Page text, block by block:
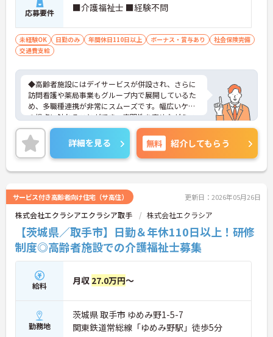
応募要件 ■介護福祉士 ■経験不問
未経験OK 日勤のみ 年間休日110日以上 ボーナス・賞与あり
社会保険完備
交通費支給
◆高齢者施設にはデイサービスが併設され、さらに
訪問看護や薬局事業もグループ内で展開しているた
め、多職種連携が非常にスムーズです。幅広いケア
の視点に触れることができ、専門性を高めながらス
キルアップできる土壌があります。
◆半年に1回の人事評価・面談で昇給や昇進のチャ
ンスがしっかり用意されています。また、マネジメ
ント職への挑戦も歓迎♪入社後に経験を積みなが
ら、施設長、ブロック長、本部職員など、自分の適
管理職比率も30％を目指して推進中◎男女ともに長
く活躍できる環境です。
◆施設ごとの課題を話し合う「スタッフミーティン
グ」や、利用者様へのケアを考える「ケースカンフ
ァレンス」を実施しています。新人・ベテランに関
係なく意見交換を行い、みんなで解決策を考えるフ
ラットな関係性です。また、虐待防止研修などを通
じて「良いケア・悪いケア」の線引きを明確にし、
職員全員が安心して働ける、誇りを持てる職場環境
づくりに取り組んでいます。
詳細を見る 無料 紹介してもらう
サービス付き高齢者向け住宅（サ高住） 更新日：2026年05月26日
株式会社エクラシアエクラシア取手 株式会社エクラシア
【茨城県／取手市】日勤＆年休110日以上！研修
制度◎高齢者施設での介護福祉士募集
給料 月収 27.0万円～
勤務地
茨城県 取手市 ゆめみ野1-5-7
関東鉄道常総線「ゆめみ野駅」徒歩5分